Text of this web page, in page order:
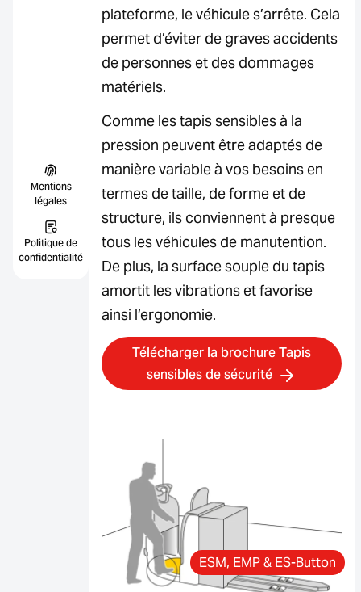
Mentions
légales
Politique de
confidentialité
plateforme, le véhicule s’arrête. Cela
permet d’éviter de graves accidents
de personnes et des dommages
matériels.
Comme les tapis sensibles à la
pression peuvent être adaptés de
manière variable à vos besoins en
termes de taille, de forme et de
structure, ils conviennent à presque
tous les véhicules de manutention.
De plus, la surface souple du tapis
amortit les vibrations et favorise
ainsi l’ergonomie.
Télécharger la brochure Tapis
sensibles de sécurité
ESM, EMP & ES-Button